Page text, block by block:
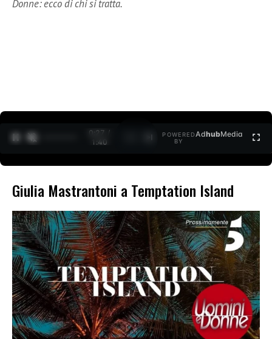
Donne: ecco di chi si tratta.
0:28 /
1:40
POWERED
BY
AdhubMedia
Giulia Mastrantoni a Temptation Island